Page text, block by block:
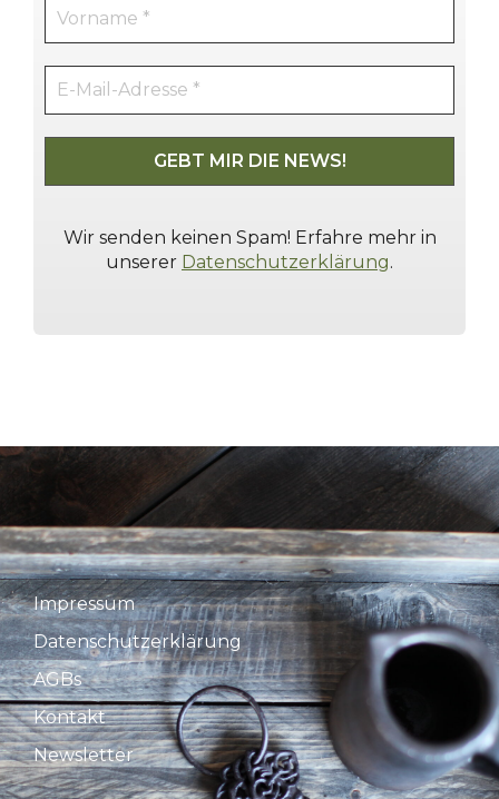
Wir senden keinen Spam! Erfahre mehr in
unserer Datenschutzerklärung.
Impressum
Datenschutzerklärung
AGBs
Kontakt
Newsletter